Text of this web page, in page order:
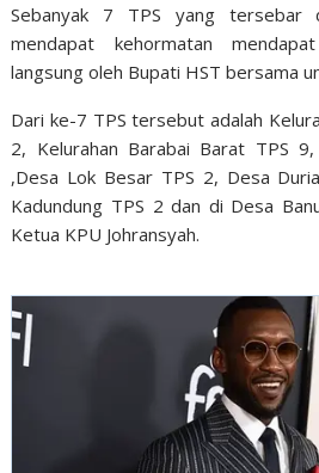
Sebanyak 7 TPS yang tersebar
mendapat kehormatan
langsung oleh Bupati HST bersama
Dari ke-7 TPS tersebut adalah
2, Kelurahan Barabai Barat TPS
,Desa Lok Besar TPS 2, Desa
Kadundung TPS 2 dan di Desa
Ketua KPU Johransyah.